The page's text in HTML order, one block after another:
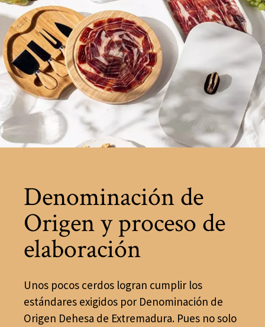
Denominación de
Origen y proceso de
elaboración
Unos pocos cerdos logran cumplir los
estándares exigidos por Denominación de
Origen Dehesa de Extremadura. Pues no solo